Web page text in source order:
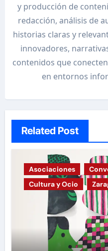
y producción de
redacción, análisis de
historias claras y
innovadores,
contenidos que
en entornos
Related Post
Asociaciones
Cultura y Ocio